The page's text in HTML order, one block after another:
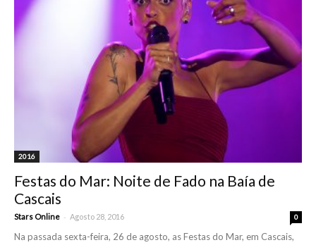
2016
Festas do Mar: Noite de Fado na Baía de
Cascais
Stars Online - Agosto 28, 2016 0
Na passada sexta-feira, 26 de agosto, as Festas do Mar, em Cascais,